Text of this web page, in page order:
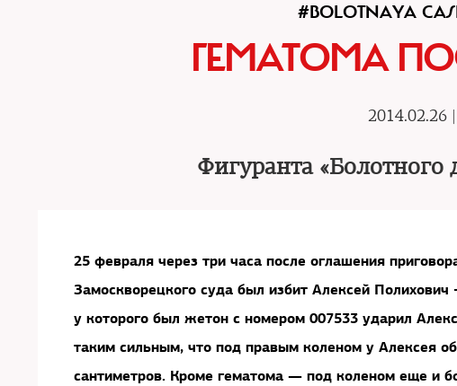
#BOLOTNAYA
ГЕМАТОМА
2014.02.26 |
Фигуранта «Болотного
25 февраля через три часа после оглашения
Замоскворецкого суда был избит Алексей
у которого был жетон с номером 007533 ударил
таким сильным, что под правым коленом у Алексея
сантиметров. Кроме гематома — под коленом еще и